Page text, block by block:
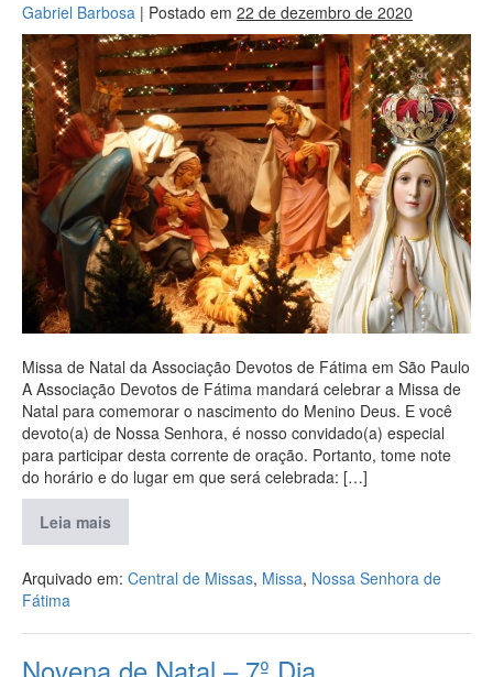
Gabriel Barbosa | Postado em 22 de dezembro de 2020
Missa de Natal da Associação Devotos de Fátima em São Paulo
A Associação Devotos de Fátima mandará celebrar a Missa de
Natal para comemorar o nascimento do Menino Deus. E você
devoto(a) de Nossa Senhora, é nosso convidado(a) especial
para participar desta corrente de oração. Portanto, tome note
do horário e do lugar em que será celebrada: […]
Leia mais
Arquivado em: Central de Missas, Missa, Nossa Senhora de
Fátima